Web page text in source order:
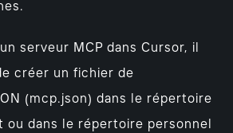
serveur MCP dans Cursor, il
créer un fichier de
(mcp.json) dans le répertoire
ou dans le répertoire personnel